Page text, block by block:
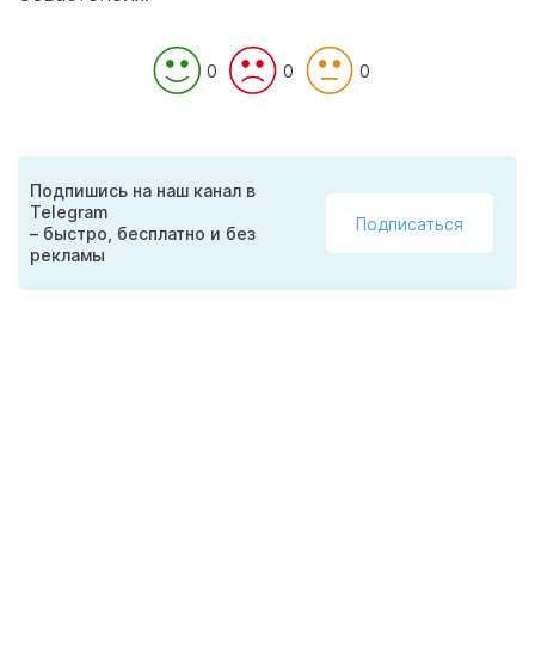
0 0 0
Подпишись на наш канал в
Telegram
– быстро, бесплатно и без
рекламы
Подписаться